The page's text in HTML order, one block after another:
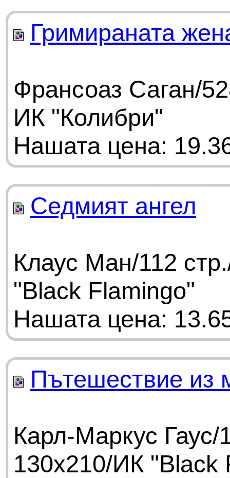
Гримираната
Франсоаз Саган/
ИК "Колибри"
Нашата цена:
Седмият ангел
Клаус Ман/112
"Black Flamingo"
Нашата цена:
Пътешествие из
Карл-Маркус
130x210/ИК "Black